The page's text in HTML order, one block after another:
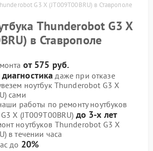
G3 X (JT009T00BRU) в Ставрополе
Thunderobot G3 X
в Ставрополе
от 575 руб.
даже при отказе
ноутбук Thunderobot G3 X
сами
работы по ремонту ноутбуков
X (JT009T00BRU) до 3-х лет
ноутбуков Thunderobot G3 X
в течении часа
до 20%